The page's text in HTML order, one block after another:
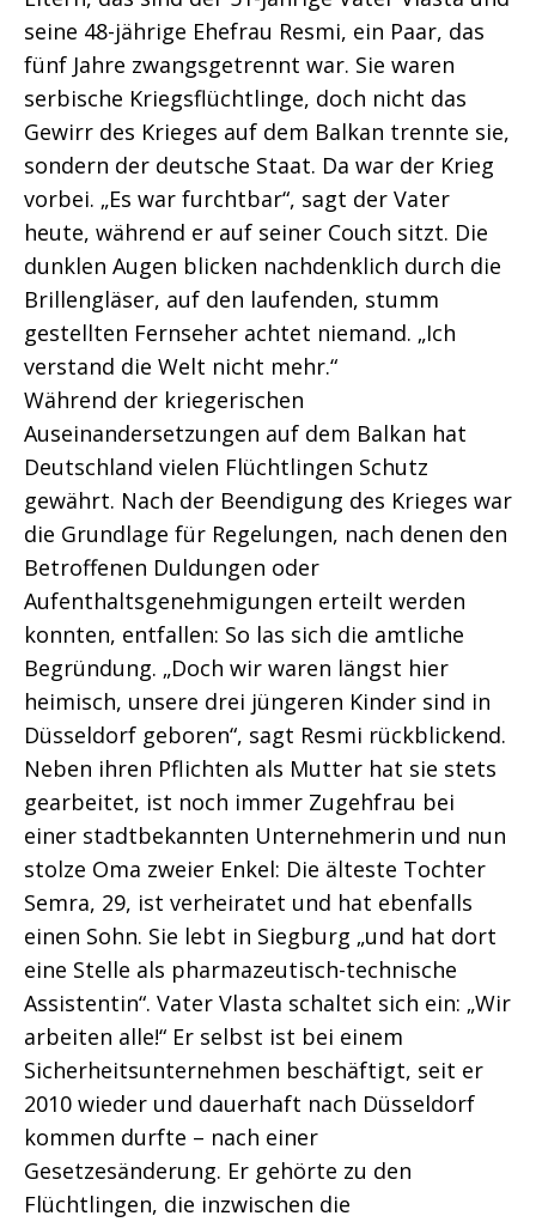
seine 48-jährige Ehefrau Resmi, ein Paar, das
fünf Jahre zwangsgetrennt war. Sie waren
serbische Kriegsflüchtlinge, doch nicht das
Gewirr des Krieges auf dem Balkan trennte sie,
sondern der deutsche Staat. Da war der Krieg
vorbei. „Es war furchtbar“, sagt der Vater
heute, während er auf seiner Couch sitzt. Die
dunklen Augen blicken nachdenklich durch die
Brillengläser, auf den laufenden, stumm
gestellten Fernseher achtet niemand. „Ich
verstand die Welt nicht mehr.“
Während der kriegerischen
Auseinandersetzungen auf dem Balkan hat
Deutschland vielen Flüchtlingen Schutz
gewährt. Nach der Beendigung des Krieges war
die Grundlage für Regelungen, nach denen den
Betroffenen Duldungen oder
Aufenthaltsgenehmigungen erteilt werden
konnten, entfallen: So las sich die amtliche
Begründung. „Doch wir waren längst hier
heimisch, unsere drei jüngeren Kinder sind in
Düsseldorf geboren“, sagt Resmi rückblickend.
Neben ihren Pflichten als Mutter hat sie stets
gearbeitet, ist noch immer Zugehfrau bei
einer stadtbekannten Unternehmerin und nun
stolze Oma zweier Enkel: Die älteste Tochter
Semra, 29, ist verheiratet und hat ebenfalls
einen Sohn. Sie lebt in Siegburg „und hat dort
eine Stelle als pharmazeutisch-technische
Assistentin“. Vater Vlasta schaltet sich ein: „Wir
arbeiten alle!“ Er selbst ist bei einem
Sicherheitsunternehmen beschäftigt, seit er
2010 wieder und dauerhaft nach Düsseldorf
kommen durfte – nach einer
Gesetzesänderung. Er gehörte zu den
Flüchtlingen, die inzwischen die